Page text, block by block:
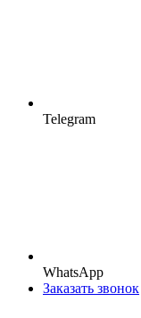
Telegram
WhatsApp
Заказать звонок